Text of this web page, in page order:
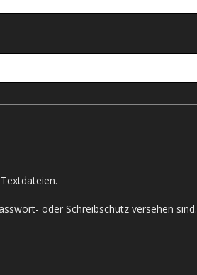
oder Schreibschutz versehen sind.